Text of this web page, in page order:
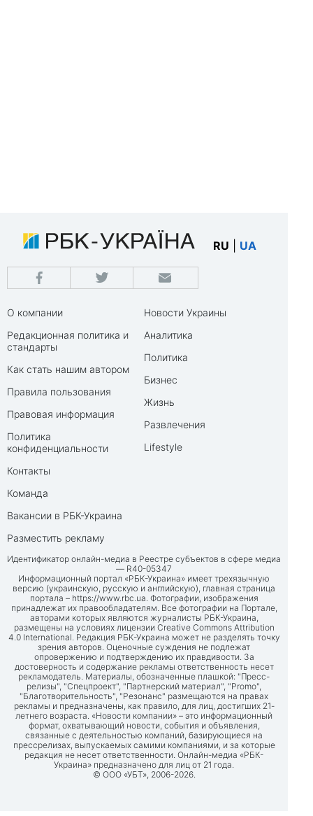
RU UA
О компании
Редакционная политика и
стандарты
Как стать нашим автором
Правила пользования
Правовая информация
Политика
конфиденциальности
Контакты
Команда
Вакансии в РБК-Украина
Разместить рекламу
Новости Украины
Аналитика
Политика
Бизнес
Жизнь
Развлечения
Lifestyle
Идентификатор онлайн-медиа в Реестре субъектов в сфере медиа
— R40-05347
Информационный портал «РБК-Украина» имеет трехязычную
версию (украинскую, русскую и английскую), главная страница
портала – https://www.rbc.ua. Фотографии, изображения
принадлежат их правообладателям. Все фотографии на Портале,
авторами которых являются журналисты РБК-Украина,
размещены на условиях лицензии Creative Commons Attribution
4.0 International. Редакция РБК-Украина может не разделять точку
зрения авторов. Оценочные суждения не подлежат
опровержению и подтверждению их правдивости. За
достоверность и содержание рекламы ответственность несет
рекламодатель. Материалы, обозначенные плашкой: "Пресс-
релизы", "Спецпроект", "Партнерский материал", "Promo",
"Благотворительность", "Резонанс" размещаются на правах
рекламы и предназначены, как правило, для лиц, достигших 21-
летнего возраста. «Новости компании» – это информационный
формат, охватывающий новости, события и объявления,
связанные с деятельностью компаний, базирующиеся на
прессрелизах, выпускаемых самими компаниями, и за которые
редакция не несет ответственности. Онлайн-медиа «РБК-
Украина» предназначено для лиц от 21 года.
© ООО «УБТ», 2006-2026.